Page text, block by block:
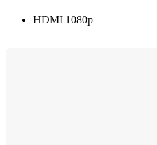
HDMI 1080p